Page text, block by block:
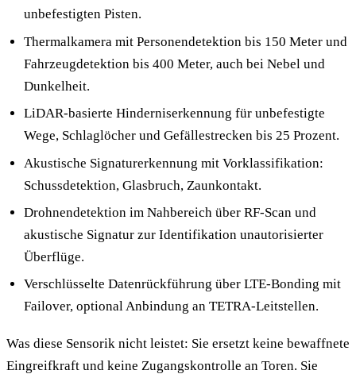
unbefestigten Pisten.
Thermalkamera mit Personendetektion bis 150 Meter und
Fahrzeugdetektion bis 400 Meter, auch bei Nebel und
Dunkelheit.
LiDAR-basierte Hinderniserkennung für unbefestigte
Wege, Schlaglöcher und Gefällestrecken bis 25 Prozent.
Akustische Signaturerkennung mit Vorklassifikation:
Schussdetektion, Glasbruch, Zaunkontakt.
Drohnendetektion im Nahbereich über RF-Scan und
akustische Signatur zur Identifikation unautorisierter
Überflüge.
Verschlüsselte Datenrückführung über LTE-Bonding mit
Failover, optional Anbindung an TETRA-Leitstellen.
Was diese Sensorik nicht leistet: Sie ersetzt keine bewaffnete
Eingreifkraft und keine Zugangskontrolle an Toren. Sie